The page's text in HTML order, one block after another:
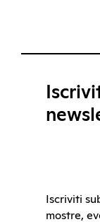
Iscriviti
mostre,